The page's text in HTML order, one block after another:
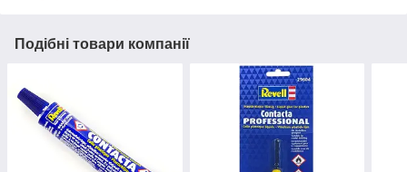
Подібні товари компанії